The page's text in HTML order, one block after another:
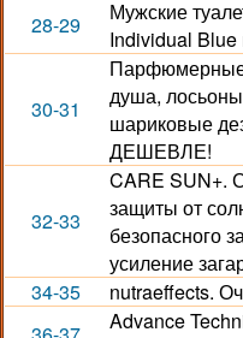
28-29
Мужские
Individual Blue
30-31
душа,
шариковые
ДЕШЕВЛЕ!
32-33
CARE SUN+.
защиты от
безопасного
усиление
34-35 nutraeffects.
Advance